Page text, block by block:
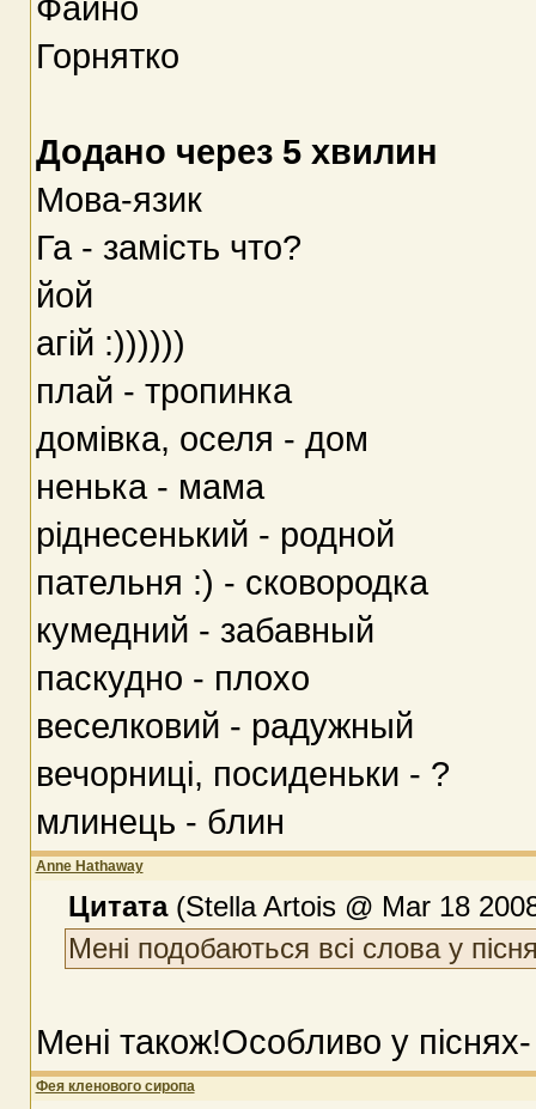
Горнятко
Додано через 5 хвилин
Мова-язик
Га - замість что?
йой
агій :))))))
плай - тропинка
домівка, оселя - дом
ненька - мама
ріднесенький - родной
пательня :) - сковородка
кумедний - забавный
паскудно - плохо
веселковий - радужный
вечорниці, посиденьки - ?
млинець - блин
Anne Hathaway
Цитата(Stella Artois @ Mar 18
Мені подобаються всі слова у
Мені також!Особливо у
Фея кленового сиропа